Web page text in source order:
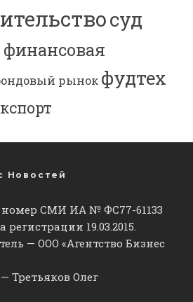
суд
финансовая
рынок фудтех
Новостей
СМИ ИА № ФС77-61133
19.03.2015.
— ООО «Агентство Бизнес
Третьяков Олег